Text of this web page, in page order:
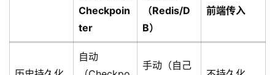
应
Checkpoin
ter
（Redis/D
B）
前端传入
自动
手动（自己